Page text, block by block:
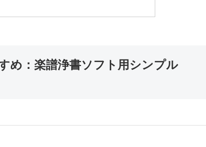
め：楽譜浄書ソフト用シンプル